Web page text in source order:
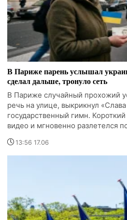
В Париже парень услышал
сделал дальше, тронуло сеть
В Париже случайный прохожий
речь на улице, выкрикнул «Слава
государственный гимн.
видео и мгновенно разлетелся
13:56 17.06